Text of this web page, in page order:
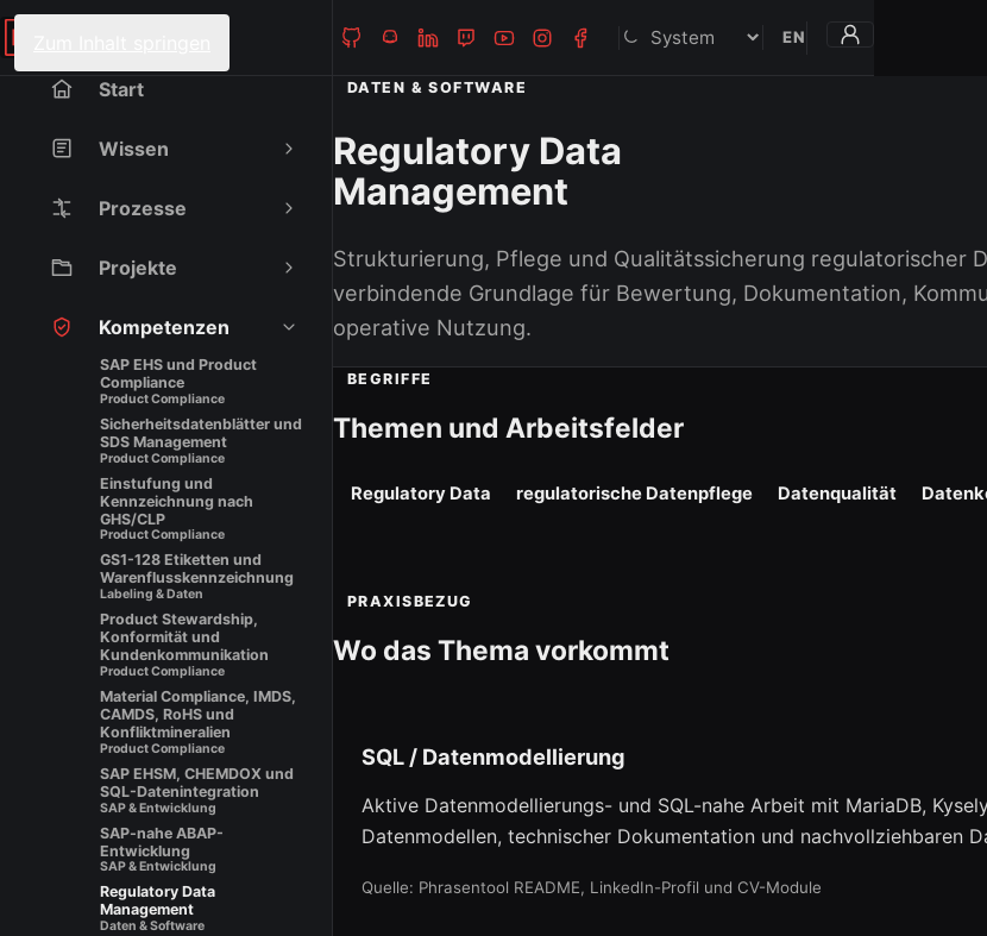
Darstellung
EN
Start
Wissen
Prozesse
Projekte
Kompetenzen
SAP EHS und Product
Compliance
Product Compliance
Sicherheitsdatenblätter und
SDS Management
Product Compliance
Einstufung und
Kennzeichnung nach
GHS/CLP
Product Compliance
GS1-128 Etiketten und
Warenflusskennzeichnung
Labeling & Daten
Product Stewardship,
Konformität und
Kundenkommunikation
Product Compliance
Material Compliance, IMDS,
CAMDS, RoHS und
Konfliktmineralien
Product Compliance
SAP EHSM, CHEMDOX und
SQL-Datenintegration
SAP & Entwicklung
SAP-nahe ABAP-
Entwicklung
SAP & Entwicklung
Regulatory Data
Management
Daten & Software
DATEN & SOFTWARE
Regulatory Data
Management
Strukturierung, Pflege und Qualitätssicherung regulatorischer
verbindende Grundlage für Bewertung, Dokumentation,
operative Nutzung.
BEGRIFFE
Themen und Arbeitsfelder
Regulatory Data regulatorische Datenpflege Datenqualität
PRAXISBEZUG
Wo das Thema vorkommt
SQL / Datenmodellierung
Aktive Datenmodellierungs- und SQL-nahe Arbeit mit MariaDB,
Datenmodellen, technischer Dokumentation und nachvollziehbaren
Quelle: Phrasentool README, LinkedIn-Profil und CV-Module